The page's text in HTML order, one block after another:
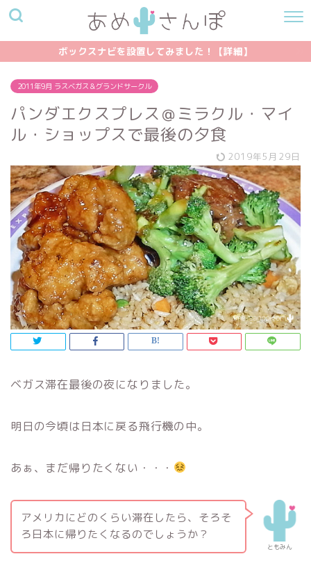
ボックスナビを設置してみました！【詳細】
2011年9月 ラスベガス＆グランドサークル
パンダエクスプレス＠ミラクル・マイ
ル・ショップスで最後の夕食
2019年5月29日
ベガス滞在最後の夜になりました。
明日の今頃は日本に戻る飛行機の中。
あぁ、まだ帰りたくない・・・
ともみん
アメリカにどのくらい滞在したら、そろそ
ろ日本に帰りたくなるのでしょうか？